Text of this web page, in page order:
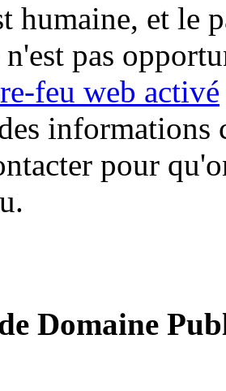
humaine, et le
pas
feu web activé
informations
pour
Domaine